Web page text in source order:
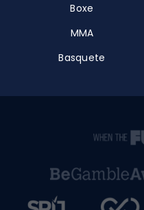
Boxe
MMA
Basquete